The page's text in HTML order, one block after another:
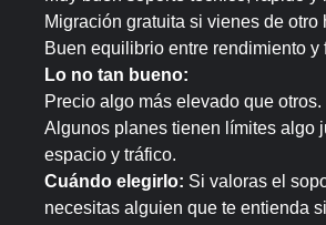
Migración gratuita si vienes de otro
Buen equilibrio entre rendimiento y
Lo no tan bueno:
Precio algo más elevado que otros.
Algunos planes tienen límites algo
espacio y tráfico.
Cuándo elegirlo: Si valoras el
necesitas alguien que te entienda